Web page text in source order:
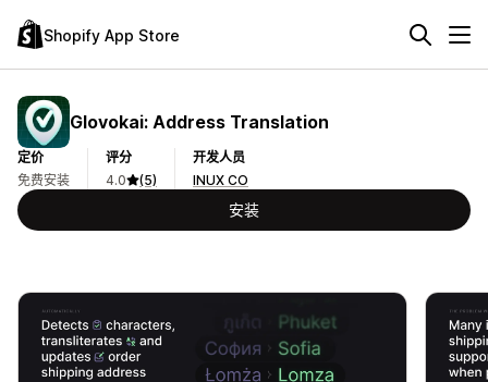
Shopify App Store
Glovokai: Address Translation
定价
免费安装
评分
4.0
(5)
开发人员
INUX CO
安装